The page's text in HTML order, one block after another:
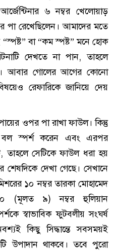
৬ নম্বর খেলোয়াড়
পা রেখেছিলেন। আমাদের মতে
বা “কম স্পষ্ট” মনে হোক
দেখতে না পান, তাহলে
আবার গোলের আগের কোনো
রেফারিকে জানিয়ে দেয়
ওপর পা রাখা ফাউল। কিন্তু
স্পর্শ করেন এবং এরপর
তাহলে সেটিকে ফাউল ধরা হয়
দেখা গেছে। সেখানে
১০ নম্বর তারকা মোহামেদ
(মূলত ৯) নম্বর হুলিয়ান
স্বাভাবিক ফুটবলীয় সংঘর্ষ
কিছু সিদ্ধান্তে সবসময়ই
উপাদান থাকবে। তবে পুরো